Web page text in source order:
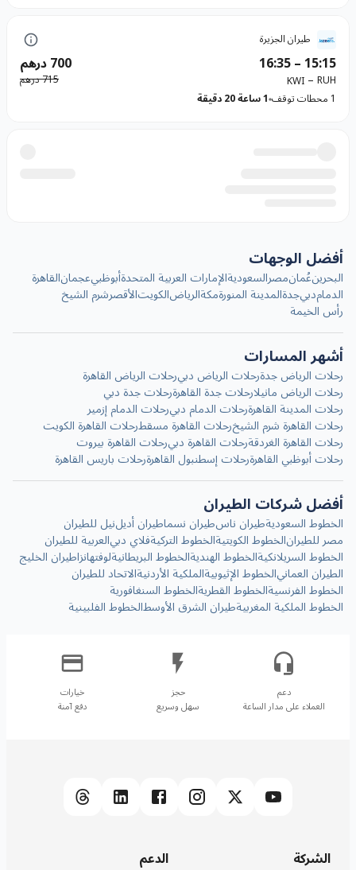
طيران الجزيرة
15:15
–
16:35 700 درهم
RUH
–
KWI
715 درهم
1 محطات توقف
1 ساعة 20 دقيقة
أفضل الوجهات
البحرينعُمانمصرالسعوديةالإمارات العربية المتحدةأبوظبيعجمانالقاهرة
الدمامدبيجدةالمدينة المنورةمكةالرياضالكويتالأقصرشرم الشيخ
رأس الخيمة
أشهر المسارات
رحلات الرياض جدةرحلات الرياض دبيرحلات الرياض القاهرة
رحلات الرياض مانيلارحلات جدة القاهرةرحلات جدة دبي
رحلات المدينة القاهرةرحلات الدمام دبيرحلات الدمام إزمير
رحلات القاهرة شرم الشيخرحلات القاهرة مسقطرحلات القاهرة الكويت
رحلات القاهرة الغردقةرحلات القاهرة دبيرحلات القاهرة بيروت
رحلات أبوظبي القاهرةرحلات إسطنبول القاهرةرحلات باريس القاهرة
أفضل شركات الطيران
الخطوط السعوديةطيران ناسطيران نسماطيران أديلنيل للطيران
مصر للطيرانالخطوط الكويتيةالخطوط التركيةفلاي دبيالعربية للطيران
الخطوط السريلانكيةالخطوط الهنديةالخطوط البريطانيةلوفتهانزاطيران الخليج
الطيران العمانيالخطوط الإثيوبيةالملكية الأردنيةالاتحاد للطيران
الخطوط الفرنسيةالخطوط القطريةالخطوط السنغافورية
الخطوط الملكية المغربيةطيران الشرق الأوسطالخطوط الفلبينية
العملاء على مدار الساعة
حجز
سهل وسريع دفع آمنة
الشركة الدعم